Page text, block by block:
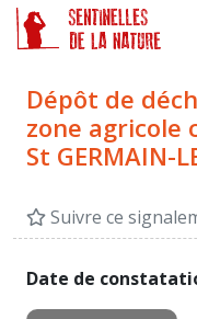
Dépôt de
zone agricole
St GERMAIN-
Suivre ce
Date de
Panneau de gestion des